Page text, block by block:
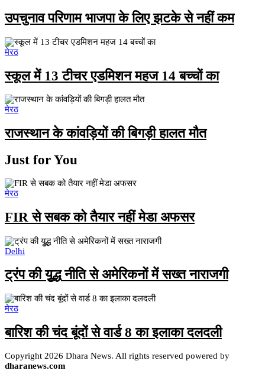
उपचुनाव परिणाम भाजपा के लिए झटके से नहीं कम
मेरठ
स्कूल में 13 टीचर एडमिशन महज 14 बच्चों का
मेरठ
राजस्थान के कांवड़ियों की बिगड़ी हालत मौत
Just for You
मेरठ
FIR से सबक को तैयार नहीं मेडा अफसर
Delhi
ट्रंप की युूद्ध नीति से अमेरिकनों में सख्त नाराजगी
मेरठ
बारिश की चंद बूंदों से वार्ड 8 का इलाका दलदली
Copyright 2026 Dhara News. All rights reserved powered by
dharanews.com